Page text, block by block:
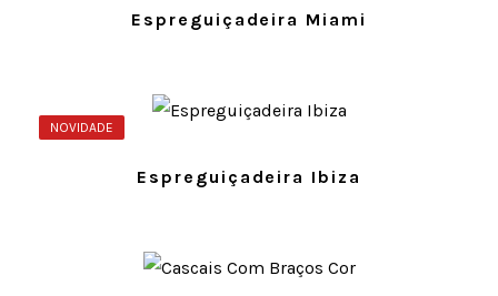
Espreguiçadeira Miami
NOVIDADE
Espreguiçadeira Ibiza